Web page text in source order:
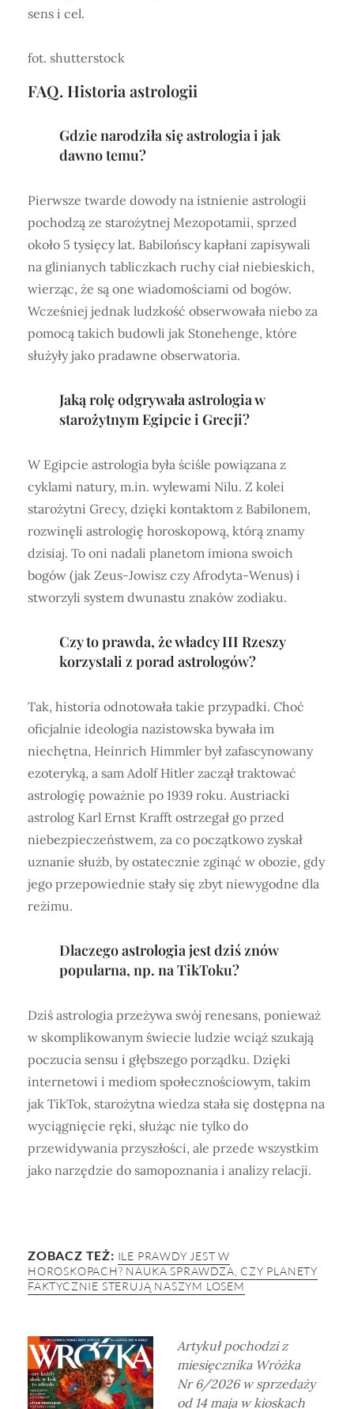
sens i cel.
fot. shutterstock
FAQ. Historia astrologii
Gdzie narodziła się astrologia i jak
dawno temu?
Pierwsze twarde dowody na istnienie astrologii
pochodzą ze starożytnej Mezopotamii, sprzed
około 5 tysięcy lat. Babilońscy kapłani zapisywali
na glinianych tabliczkach ruchy ciał niebieskich,
wierząc, że są one wiadomościami od bogów.
Wcześniej jednak ludzkość obserwowała niebo za
pomocą takich budowli jak Stonehenge, które
służyły jako pradawne obserwatoria.
Jaką rolę odgrywała astrologia w
starożytnym Egipcie i Grecji?
W Egipcie astrologia była ściśle powiązana z
cyklami natury, m.in. wylewami Nilu. Z kolei
starożytni Grecy, dzięki kontaktom z Babilonem,
rozwinęli astrologię horoskopową, którą znamy
dzisiaj. To oni nadali planetom imiona swoich
bogów (jak Zeus-Jowisz czy Afrodyta-Wenus) i
stworzyli system dwunastu znaków zodiaku.
Czy to prawda, że władcy III Rzeszy
korzystali z porad astrologów?
Tak, historia odnotowała takie przypadki. Choć
oficjalnie ideologia nazistowska bywała im
niechętna, Heinrich Himmler był zafascynowany
ezoteryką, a sam Adolf Hitler zaczął traktować
astrologię poważnie po 1939 roku. Austriacki
astrolog Karl Ernst Krafft ostrzegał go przed
niebezpieczeństwem, za co początkowo zyskał
uznanie służb, by ostatecznie zginąć w obozie, gdy
jego przepowiednie stały się zbyt niewygodne dla
reżimu.
Dlaczego astrologia jest dziś znów
popularna, np. na TikToku?
Dziś astrologia przeżywa swój renesans, ponieważ
w skomplikowanym świecie ludzie wciąż szukają
poczucia sensu i głębszego porządku. Dzięki
internetowi i mediom społecznościowym, takim
jak TikTok, starożytna wiedza stała się dostępna na
wyciągnięcie ręki, służąc nie tylko do
przewidywania przyszłości, ale przede wszystkim
jako narzędzie do samopoznania i analizy relacji.
ZOBACZ TEŻ: ILE PRAWDY JEST W
HOROSKOPACH? NAUKA SPRAWDZA, CZY PLANETY
FAKTYCZNIE STERUJĄ NASZYM LOSEM
Artykuł pochodzi z
miesięcznika Wróżka
Nr 6/2026 w sprzedaży
od 14 maja w kioskach